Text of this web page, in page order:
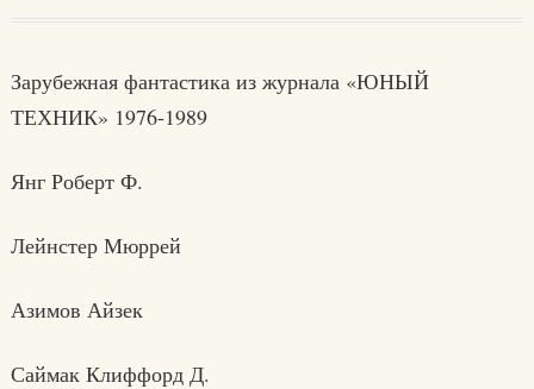
Зарубежная фантастика из журнала «ЮНЫЙ
ТЕХНИК» 1976-1989
Янг Роберт Ф.
Лейнстер Мюррей
Азимов Айзек
Саймак Клиффорд Д.